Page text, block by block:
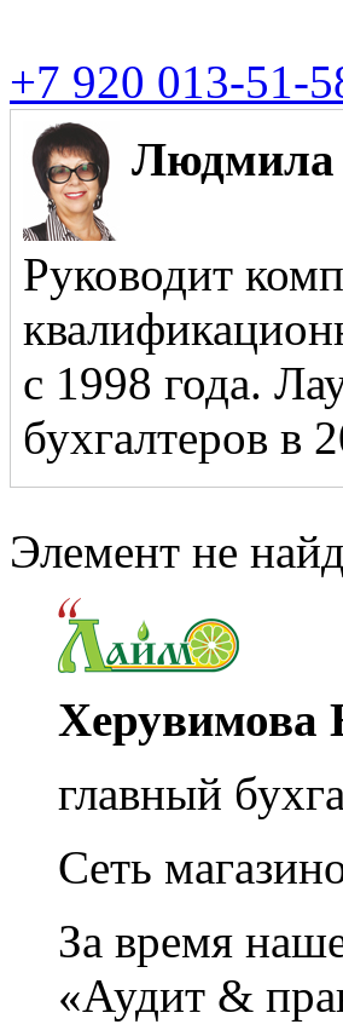
+7 920 013-51-
Людмила
Руководит
с 1998 года.
бухгалтеров в
Элемент не
Херувимова
главный
Сеть
За время
«Аудит &